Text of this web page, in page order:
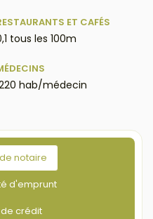
ET CAFÉS
tous les 100m
hab/médecin
notaire
d'emprunt
crédit